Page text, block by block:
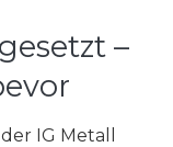
–
IG Metall